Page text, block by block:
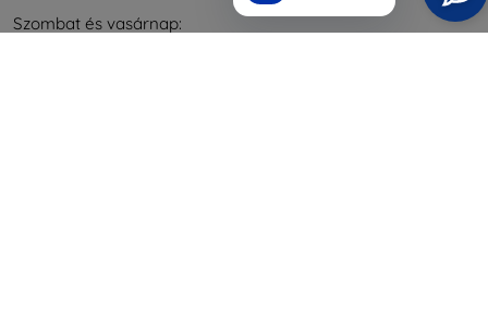
Szombat és vasárnap: